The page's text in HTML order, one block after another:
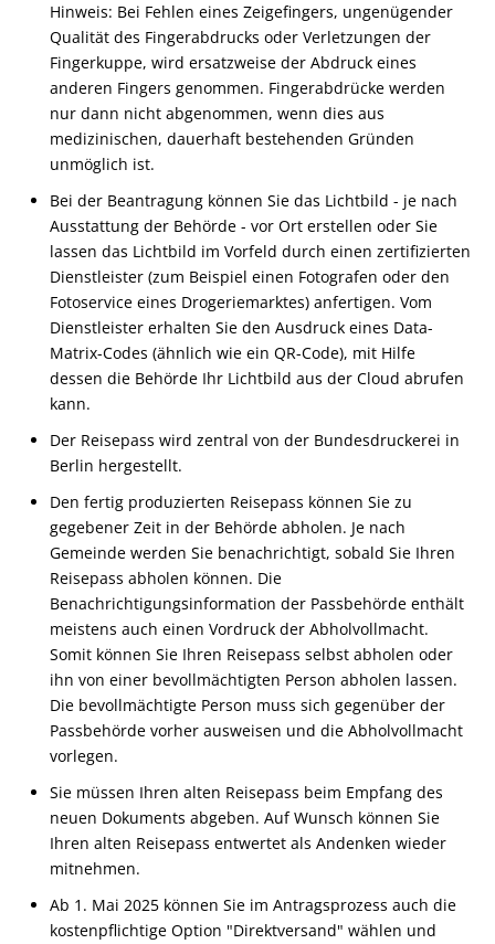
Hinweis: Bei Fehlen eines Zeigefingers, ungenügender
Qualität des Fingerabdrucks oder Verletzungen der
Fingerkuppe, wird ersatzweise der Abdruck eines
anderen Fingers genommen. Fingerabdrücke werden
nur dann nicht abgenommen, wenn dies aus
medizinischen, dauerhaft bestehenden Gründen
unmöglich ist.
Bei der Beantragung können Sie das Lichtbild - je nach
Ausstattung der Behörde - vor Ort erstellen oder Sie
lassen das Lichtbild im Vorfeld durch einen zertifizierten
Dienstleister (zum Beispiel einen Fotografen oder den
Fotoservice eines Drogeriemarktes) anfertigen. Vom
Dienstleister erhalten Sie den Ausdruck eines Data-
Matrix-Codes (ähnlich wie ein QR-Code), mit Hilfe
dessen die Behörde Ihr Lichtbild aus der Cloud abrufen
kann.
Der Reisepass wirdzentral von der Bundesdruckerei in
Berlin hergestellt.
Den fertig produzierten Reisepass können Sie zu
gegebener Zeit in der Behörde abholen. Je nach
Gemeinde werden Sie benachrichtigt, sobald Sie Ihren
Reisepass abholen können. Die
Benachrichtigungsinformation der Passbehörde enthält
meistens auch einen Vordruck der Abholvollmacht.
Somit können Sie Ihren Reisepass selbst abholen oder
ihn von einer bevollmächtigten Person abholen lassen.
Die bevollmächtigte Person muss sich gegenüber der
Passbehörde vorher ausweisen und die Abholvollmacht
vorlegen.
Sie müssen Ihren alten Reisepass beim Empfang des
neuen Dokuments abgeben. Auf Wunsch können Sie
Ihren alten Reisepass entwertet als Andenken wieder
mitnehmen.
Ab 1. Mai 2025 können Sie im Antragsprozess auch die
kostenpflichtige Option "Direktversand" wählen und